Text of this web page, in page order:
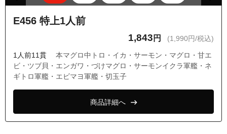
E456 特上1人前
1,843 円 (1,990円/税込)
1人前11貫
本マグロ中トロ・イカ・サーモン・マグロ・甘エ
ビ・ツブ貝・エンガワ・づけマグロ・サーモンイクラ軍艦・ネ
ギトロ軍艦・エビマヨ軍艦・切玉子
商品詳細へ